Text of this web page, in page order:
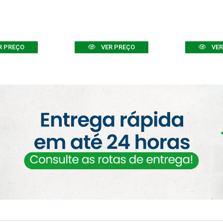
PREÇO VER PREÇO